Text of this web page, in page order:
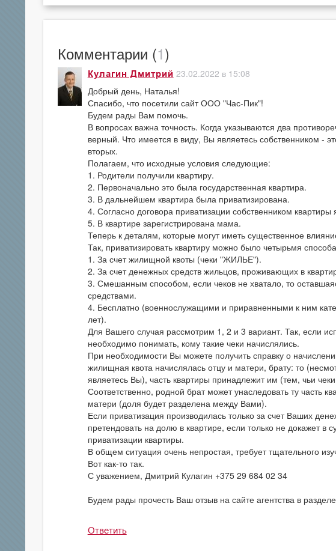
Комментарии (1)
Кулагин Дмитрий 23.02.2022 в 15:08
Добрый день, Наталья!
Спасибо, что посетили сайт ООО "Час-Пик"!
Будем рады Вам помочь.
В вопросах важна точность. Когда указываются два
верный. Что имеется в виду, Вы являетесь собственником -
вторых.
Полагаем, что исходные условия следующие:
1. Родители получили квартиру.
2. Первоначально это была государственная квартира.
3. В дальнейшем квартира была приватизирована.
4. Согласно договора приватизации собственником квартиры
5. В квартире зарегистрирована мама.
Теперь к деталям, которые могут иметь существенное
Так, приватизировать квартиру можно было четырьмя
1. За счет жилищной квоты (чеки "ЖИЛЬЕ").
2. За счет денежных средств жильцов, проживающих в
3. Смешанным способом, если чеков не хватало, то
средствами.
4. Бесплатно (военнослужащими и приравненными к ним
лет).
Для Вашего случая рассмотрим 1, 2 и 3 вариант. Так, если
необходимо понимать, кому такие чеки начислялись.
При необходимости Вы можете получить справку о
жилищная квота начислялась отцу и матери, брату: то
являетесь Вы), часть квартиры принадлежит им (тем, чьи
Соответственно, родной брат может унаследовать ту часть
матери (доля будет разделена между Вами).
Если приватизация производилась только за счет Ваших
претендовать на долю в квартире, если только не докажет в
приватизации квартиры.
В общем ситуация очень непростая, требует тщательного
Вот как-то так.
С уважением, Дмитрий Кулагин +375 29 684 02 34
Будем рады прочесть Ваш отзыв на сайте агентства в
Ответить